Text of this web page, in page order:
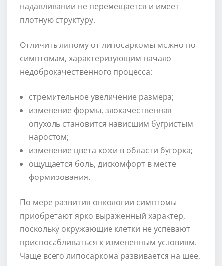
надавливании не перемещается и имеет
плотную структуру.
Отличить липому от липосаркомы можно по
симптомам, характеризующим начало
недоброкачественного процесса:
стремительное увеличение размера;
изменение формы, злокачественная
опухоль становится нависшим бугристым
наростом;
изменение цвета кожи в области бугорка;
ощущается боль, дискомфорт в месте
формирования.
По мере развития онкологии симптомы
приобретают ярко выраженный характер,
поскольку окружающие клетки не успевают
приспосабливаться к измененным условиям.
Чаще всего липосаркома развивается на шее,